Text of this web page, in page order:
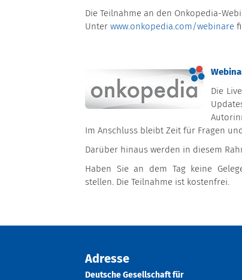
Die Teilnahme an den Onkopedia-
Unter www.onkopedia.com/webinare
Die
Im Anschluss bleibt Zeit für Fragen
Darüber hinaus werden in diesem
Haben Sie an dem Tag keine
stellen. Die Teilnahme ist kostenfrei.
Adresse
Deutsche Gesellschaft für